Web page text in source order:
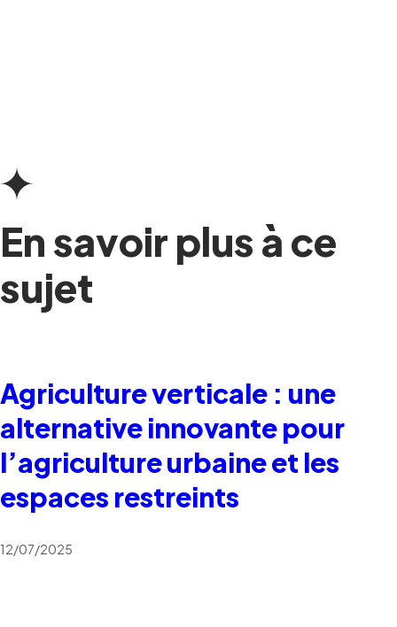
En savoir plus à ce
sujet
Agriculture verticale : une
alternative innovante pour
l’agriculture urbaine et les
espaces restreints
12/07/2025